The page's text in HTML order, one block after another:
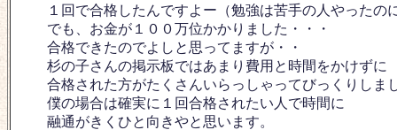
１回で合格したんですよー（勉強は苦手の人やったの
でも、お金が１００万位かかりました・・・
合格できたのでよしと思ってますが・・
杉の子さんの掲示板ではあまり費用と時間をかけずに
合格された方がたくさんいらっしゃってびっくりしま
僕の場合は確実に１回合格されたい人で時間に
融通がきくひと向きやと思います。